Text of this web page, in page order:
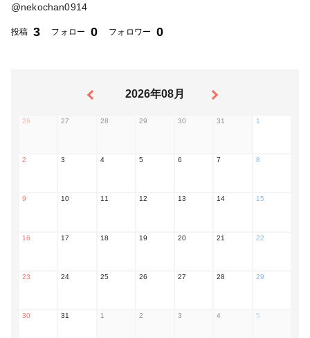
@nekochan0914
投稿 3 フォロー 0 フォロワー 0
2026年08月
26 27 28 29 30 31 1
2 3 4 5 6 7 8
9 10 11 12 13 14 15
16 17 18 19 20 21 22
23 24 25 26 27 28 29
30 31 1 2 3 4 5